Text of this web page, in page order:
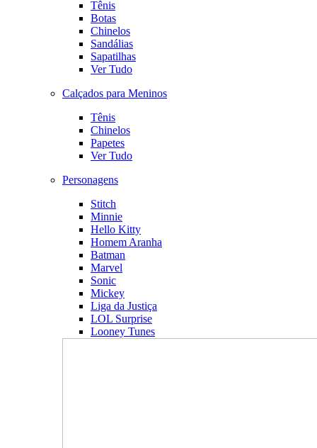
Tênis
Botas
Chinelos
Sandálias
Sapatilhas
Ver Tudo
Calçados para Meninos
Tênis
Chinelos
Papetes
Ver Tudo
Personagens
Stitch
Minnie
Hello Kitty
Homem Aranha
Batman
Marvel
Sonic
Mickey
Liga da Justiça
LOL Surprise
Looney Tunes